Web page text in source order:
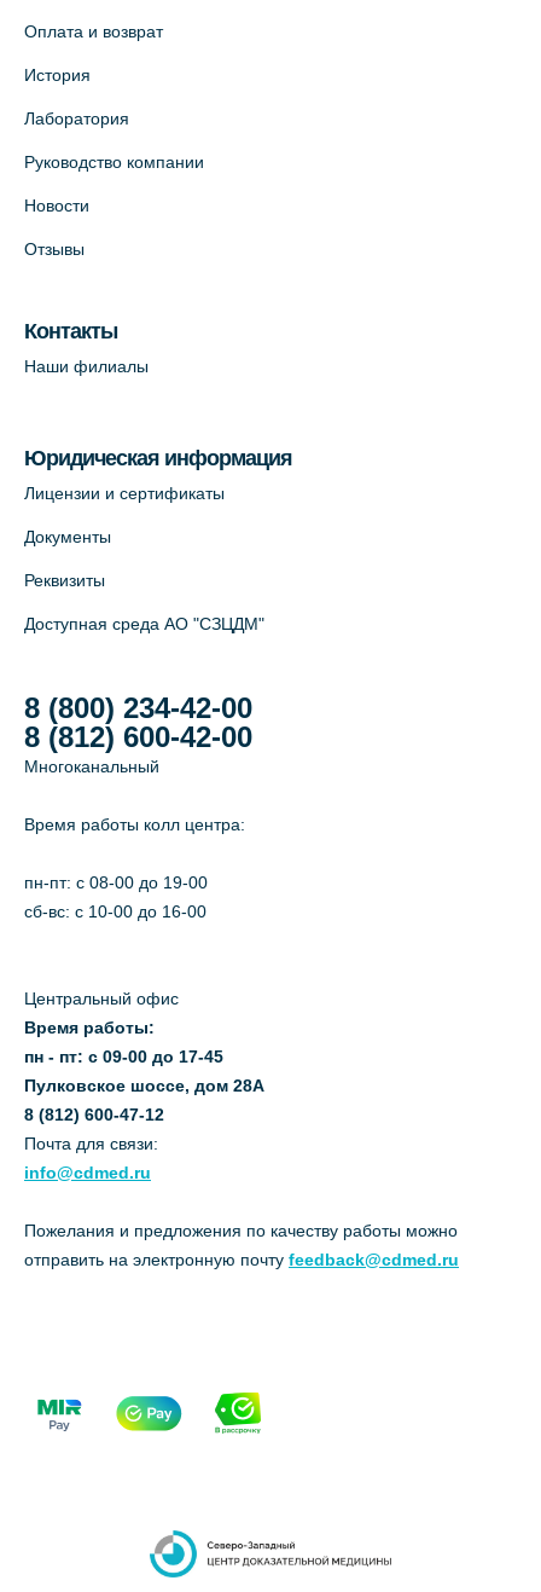
Оплата и возврат
История
Лаборатория
Руководство компании
Новости
Отзывы
Контакты
Наши филиалы
Юридическая информация
Лицензии и сертификаты
Документы
Реквизиты
Доступная среда АО "СЗЦДМ"
8 (800) 234-42-00
8 (812) 600-42-00
Многоканальный
Время работы колл центра:
пн-пт: c 08-00 до 19-00
сб-вс: с 10-00 до 16-00
Центральный офис
Время работы:
пн - пт: с 09-00 до 17-45
Пулковское шоссе, дом 28А
8 (812) 600-47-12
Почта для связи:
info@cdmed.ru
Пожелания и предложения по качеству работы можно
отправить на электронную почту feedback@cdmed.ru